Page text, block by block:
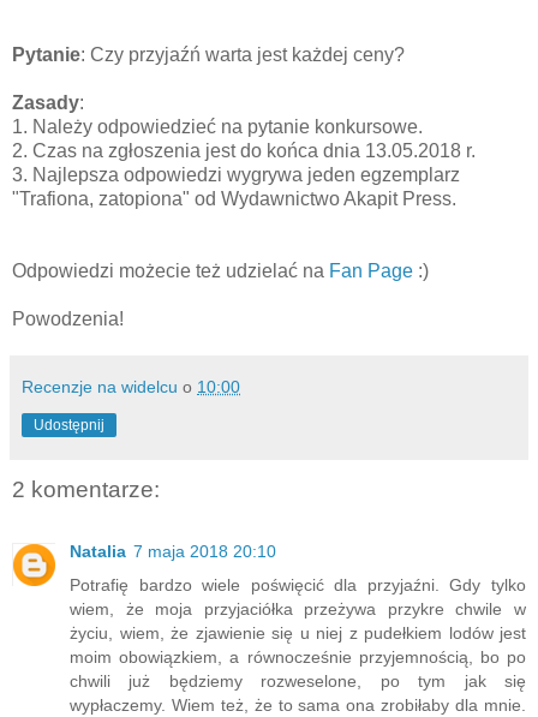
Pytanie: Czy przyjaźń warta jest każdej ceny?
Zasady:
1. Należy odpowiedzieć na pytanie konkursowe.
2. Czas na zgłoszenia jest do końca dnia 13.05.2018 r.
3. Najlepsza odpowiedzi wygrywa jeden egzemplarz
"Trafiona, zatopiona" od Wydawnictwo Akapit Press.
Odpowiedzi możecie też udzielać na Fan Page :)
Powodzenia!
Recenzje na widelcu o 10:00
Udostępnij
2 komentarze:
Natalia 7 maja 2018 20:10
Potrafię bardzo wiele poświęcić dla przyjaźni. Gdy tylko
wiem, że moja przyjaciółka przeżywa przykre chwile w
życiu, wiem, że zjawienie się u niej z pudełkiem lodów jest
moim obowiązkiem, a równocześnie przyjemnością, bo po
chwili już będziemy rozweselone, po tym jak się
wypłaczemy. Wiem też, że to sama ona zrobiłaby dla mnie.